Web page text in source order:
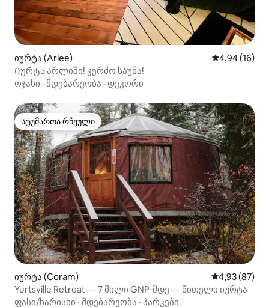
იურტა (Arlee) საშუალო
4,94 (16)
Იურტა არლიში! კერძო საუნა!
ოჯახი · მდებარეობა · დეკორი
სტუმართა რჩეული
სტუმართა რჩეული
იურტა (Coram) საშუალო
4,93 (87)
Yurtsville Retreat — 7 მილი GNP‑მდე — წითელი იურტა
ფასი/ხარისხი · მდებარეობა · პარკები